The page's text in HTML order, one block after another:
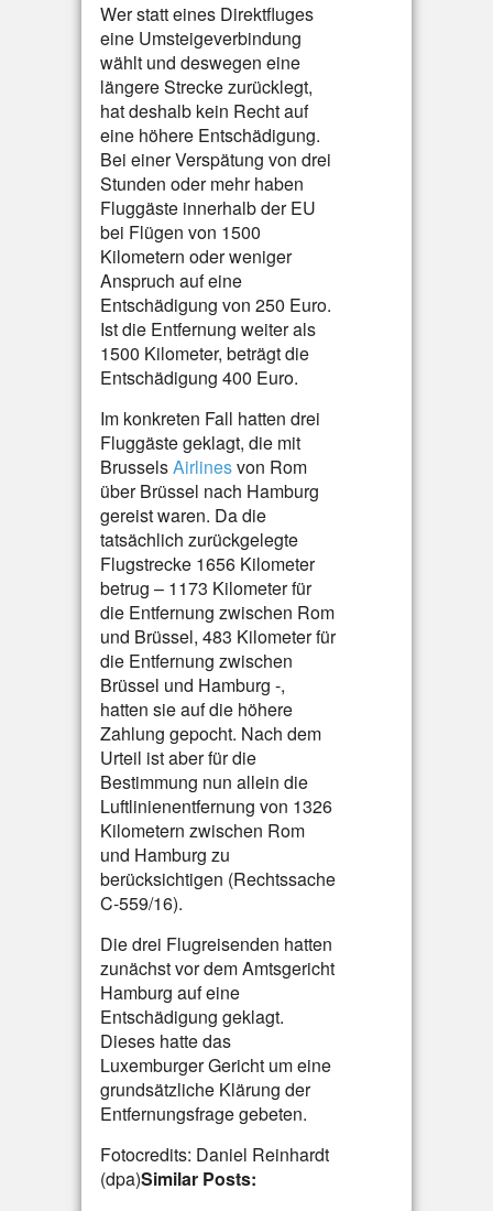
Wer statt eines Direktfluges
eine Umsteigeverbindung
wählt und deswegen eine
längere Strecke zurücklegt,
hat deshalb kein Recht auf
eine höhere Entschädigung.
Bei einer Verspätung von drei
Stunden oder mehr haben
Fluggäste innerhalb der EU
bei Flügen von 1500
Kilometern oder weniger
Anspruch auf eine
Entschädigung von 250 Euro.
Ist die Entfernung weiter als
1500 Kilometer, beträgt die
Entschädigung 400 Euro.
Im konkreten Fall hatten drei
Fluggäste geklagt, die mit
BrusselsAirlinesvon Rom
über Brüssel nach Hamburg
gereist waren. Da die
tatsächlich zurückgelegte
Flugstrecke 1656 Kilometer
betrug – 1173 Kilometer für
die Entfernung zwischen Rom
und Brüssel, 483 Kilometer für
die Entfernung zwischen
Brüssel und Hamburg -,
hatten sie auf die höhere
Zahlung gepocht. Nach dem
Urteil ist aber für die
Bestimmung nun allein die
Luftlinienentfernung von 1326
Kilometern zwischen Rom
und Hamburg zu
berücksichtigen (Rechtssache
C-559/16).
Die drei Flugreisenden hatten
zunächst vor dem Amtsgericht
Hamburg auf eine
Entschädigung geklagt.
Dieses hatte das
Luxemburger Gericht um eine
grundsätzliche Klärung der
Entfernungsfrage gebeten.
Fotocredits: Daniel Reinhardt
(dpa)Similar Posts: